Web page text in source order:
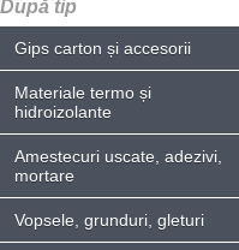
După tip
Gips carton și accesorii
Materiale termo și
hidroizolante
Amestecuri uscate, adezivi,
mortare
Vopsele, grunduri, gleturi